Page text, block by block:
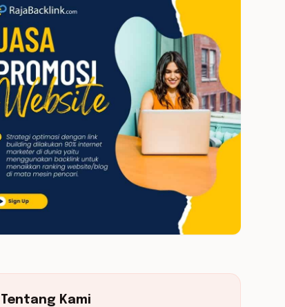
Tentang Kami